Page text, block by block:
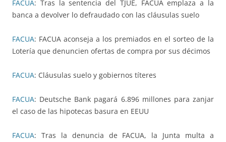
FACUA: Tras la sentencia del TJUE, FACUA emplaza a la
banca a devolver lo defraudado con las cláusulas suelo
FACUA: FACUA aconseja a los premiados en el sorteo de la
Lotería que denuncien ofertas de compra por sus décimos
FACUA: Cláusulas suelo y gobiernos títeres
FACUA: Deutsche Bank pagará 6.896 millones para zanjar
el caso de las hipotecas basura en EEUU
FACUA: Tras la denuncia de FACUA, la Junta multa a